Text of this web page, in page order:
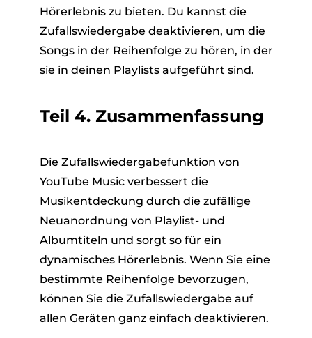
Hörerlebnis zu bieten. Du kannst die
Zufallswiedergabe deaktivieren, um die
Songs in der Reihenfolge zu hören, in der
sie in deinen Playlists aufgeführt sind.
Teil 4. Zusammenfassung
Die Zufallswiedergabefunktion von
YouTube Music verbessert die
Musikentdeckung durch die zufällige
Neuanordnung von Playlist- und
Albumtiteln und sorgt so für ein
dynamisches Hörerlebnis. Wenn Sie eine
bestimmte Reihenfolge bevorzugen,
können Sie die Zufallswiedergabe auf
allen Geräten ganz einfach deaktivieren.